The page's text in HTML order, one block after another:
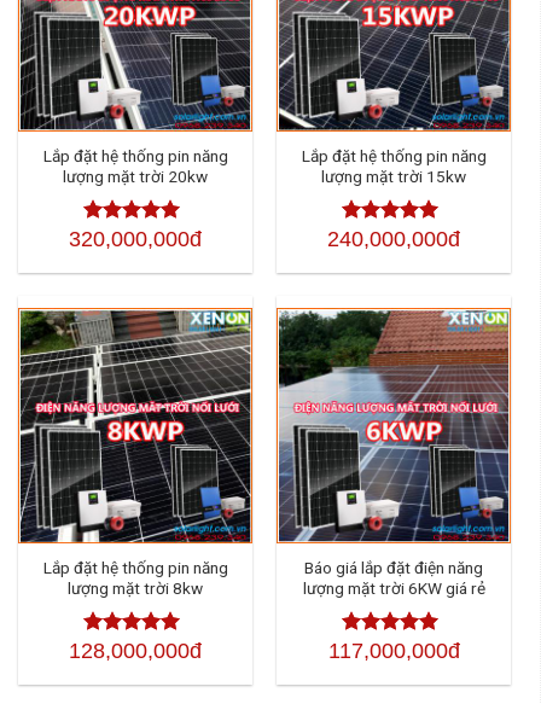
Lắp đặt hệ thống pin năng
lượng mặt trời 20kw
Được xếp
sao
320,000,000đ
Lắp đặt hệ thống pin năng
lượng mặt trời 15kw
Được xếp
sao
240,000,000đ
Lắp đặt hệ thống pin năng
lượng mặt trời 8kw
Được xếp
sao
128,000,000đ
Báo giá lắp đặt điện năng
lượng mặt trời 6KW giá rẻ
Được xếp
5 sao
117,000,000đ